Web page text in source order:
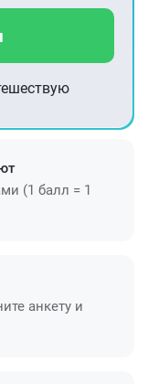
(1 балл = 1
анкету и